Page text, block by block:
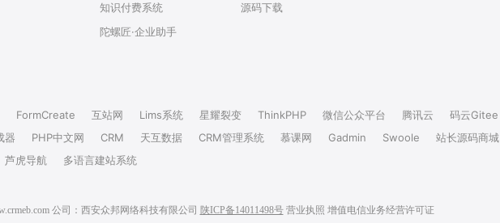
知识付费系统
陀螺匠·企业助手
源码下载
FormCreate 互站网 Lims系统 星耀裂变 ThinkPHP 微信公众平台 腾讯云 码云Gitee
器
PHP中文网 CRM 天互数据 CRM管理系统 慕课网 Gadmin Swoole 站长源码商城
芦虎导航
多语言建站系统
公司：西安众邦网络科技有限公司 陕ICP备14011498号 营业执照 增值电信业务经营许可证